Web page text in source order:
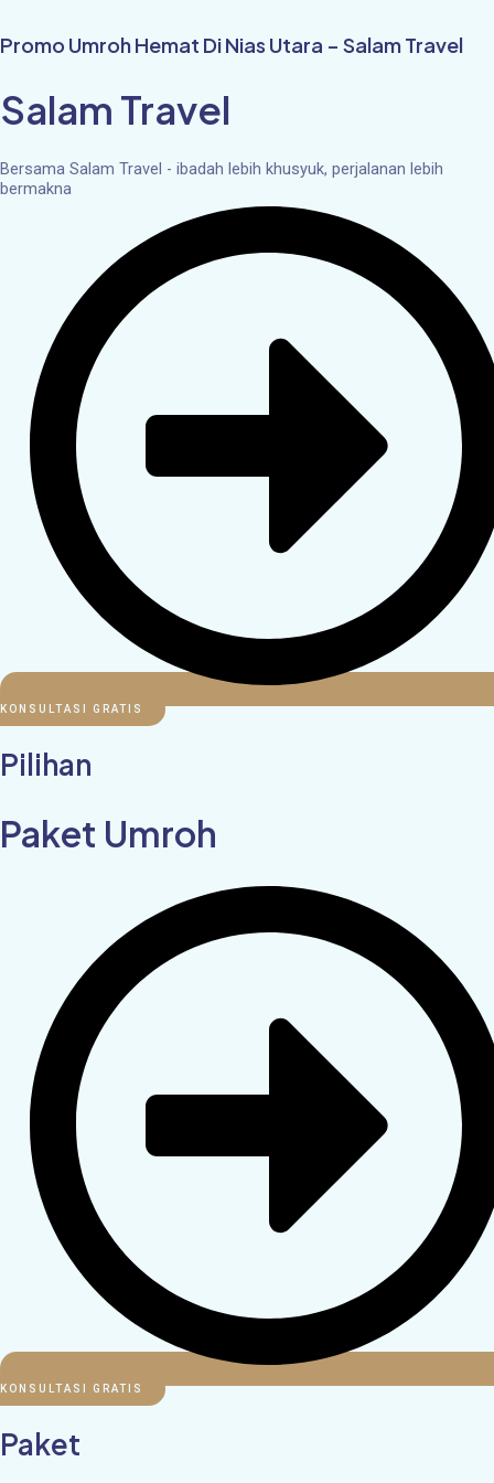
content
Promo Umroh Hemat Di Nias Utara – Salam Travel
Salam Travel
Bersama Salam Travel - ibadah lebih khusyuk, perjalanan lebih
bermakna
KONSULTASI GRATIS
Pilihan
Paket Umroh
KONSULTASI GRATIS
Paket